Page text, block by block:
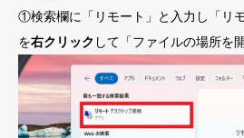
①検索欄に「リモート」と入力し「リ
を右クリック して「ファイルの場所を